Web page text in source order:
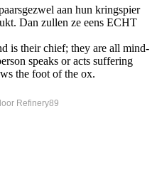
aan hun kringspier
Dan zullen ze eens ECHT
is their chief; they are all mind-
speaks or acts suffering
the foot of the ox.
Refinery89